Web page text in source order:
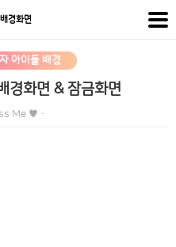
경화면
아이돌 배경
경화면 & 잠금화면
Me ♥ ·